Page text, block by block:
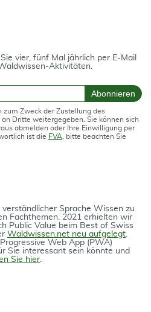
vier, fünf Mal jährlich per E-Mail
Aktivitäten.
Abonnieren
zum Zweck der Zustellung des
Dritte weitergegeben. Sie können sich
abmelden oder Ihre Einwilligung per
ist die FVA , bitte beachten Sie
Spra­che Wissen zu
Fach­themen. 2021 erhielten wir
Public Value beim Best of Swiss
Waldwissen.net neu aufgelegt.
Web App (PWA)
Sie interessant sein könnte und
Sie hier.